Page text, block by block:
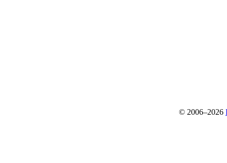
© 2006–2026